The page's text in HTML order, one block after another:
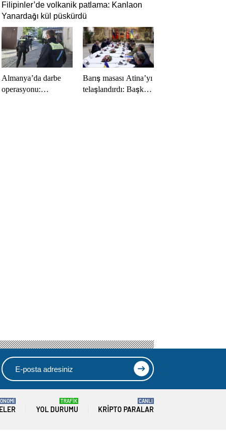
Filipinler’de volkanik patlama: Kanlaon
Yanardağı kül püskürdü
Almanya’da darbe
operasyonu:
Barış masası Atina’yı
telaşlandırdı: Başkan
YOL DURUMU
TRAFİK
KRIPTO PARALAR
CANLI